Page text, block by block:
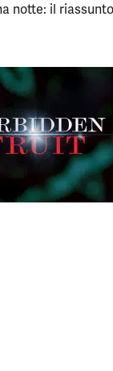
notte: il